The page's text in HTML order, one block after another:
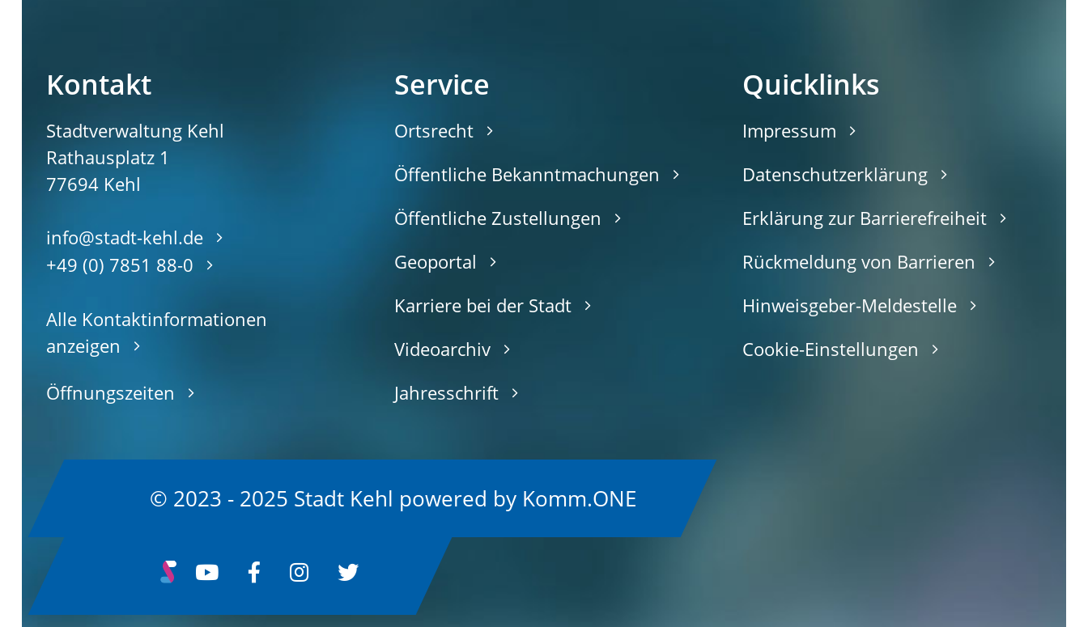
Kontakt
Stadtverwaltung Kehl
Rathausplatz 1
77694 Kehl
info@stadt-kehl.de
+49 (0) 7851 88-0
Alle Kontaktinformationen
anzeigen
Öffnungszeiten
Service
Ortsrecht
Öffentliche Bekanntmachungen
Öffentliche Zustellungen
Geoportal
Karriere bei der Stadt
Videoarchiv
Jahresschrift
Quicklinks
Impressum
Datenschutzerklärung
Erklärung zur Barrierefreiheit
Rückmeldung von Barrieren
Hinweisgeber-Meldestelle
Cookie-Einstellungen
© 2023 - 2025 Stadt Kehl powered by Komm.ONE